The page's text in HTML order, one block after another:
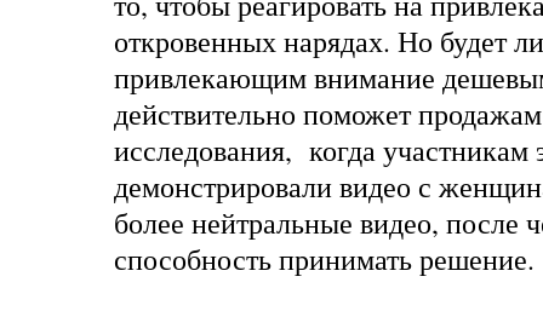
откровенных нарядах. Но будет
привлекающим внимание
действительно поможет
исследования, когда участникам
демонстрировали видео с
более нейтральные видео, после
способность принимать решение.